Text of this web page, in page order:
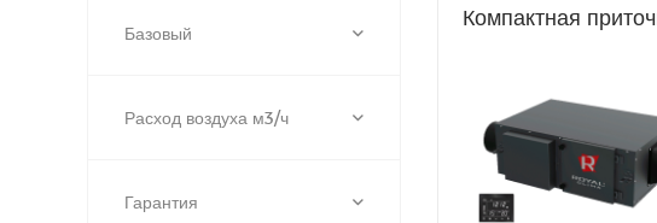
Базовый
Расход воздуха м3/ч
Гарантия
Компактная